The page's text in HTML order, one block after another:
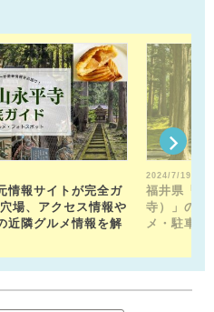
情報サイトが完全ガ
場、アクセス情報や
近隣グルメ情報を解
2024/7/19
福井県「平
寺）」の見
メ・駐車場